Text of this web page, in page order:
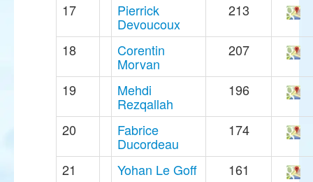
17
Pierrick
Devoucoux
213
18 Corentin
Morvan
207
19 Mehdi
Rezqallah
196
20 Fabrice
Ducordeau
174
21 Yohan Le Goff
161